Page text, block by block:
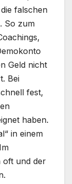
falschen
So zum
Geld nicht
Bei
fest,
haben.
in einem
oft und der